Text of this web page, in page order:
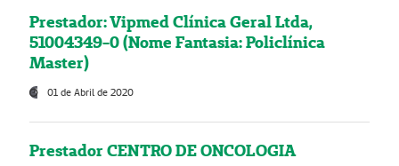
Prestador: Vipmed Clínica Geral Ltda,
51004349-0 (Nome Fantasia: Policlínica
Master)
01 de Abril de 2020
Prestador CENTRO DE ONCOLOGIA